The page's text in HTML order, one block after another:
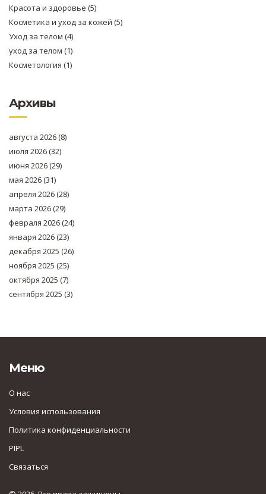
Красота и здоровье (5)
Косметика и уход за кожей (5)
Уход за телом (4)
уход за телом (1)
Косметология (1)
Архивы
августа 2026(8)
июля 2026(32)
июня 2026(29)
мая 2026(31)
апреля 2026(28)
марта 2026(29)
февраля 2026(24)
января 2026(23)
декабря 2025 (26)
ноября 2025 (25)
октября 2025 (7)
сентября 2025 (3)
Меню
О нас
Условия использования
Политика конфиденциальности
PIPL
Связаться